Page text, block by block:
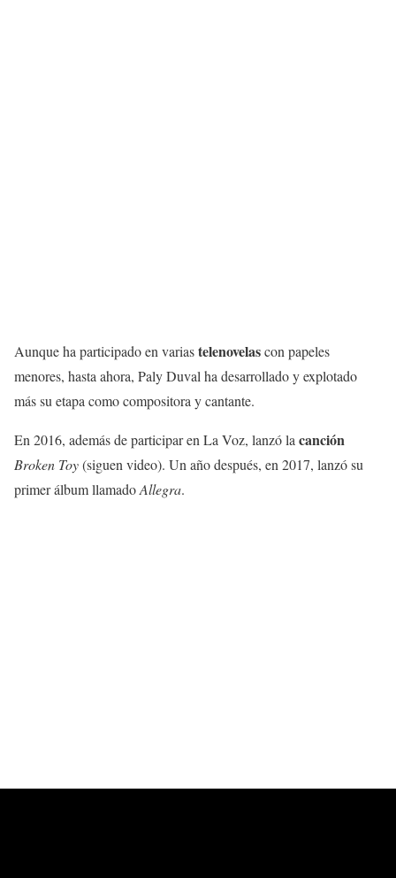
Aunque ha participado en variastelenovelascon papeles
menores, hasta ahora, Paly Duval ha desarrollado y explotado
más su etapa como compositora y cantante.
En 2016, además de participar en La Voz, lanzó la canción
Broken Toy(siguen video). Un año después, en 2017, lanzó su
primer álbum llamadoAllegra.